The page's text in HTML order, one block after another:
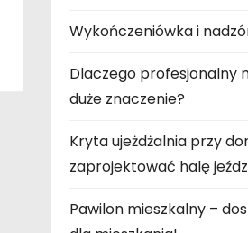
Wykończeniówka i
Dlaczego profesjonalny
duże znaczenie?
Kryta ujeżdżalnia przy
zaprojektować halę
Pawilon mieszkalny –